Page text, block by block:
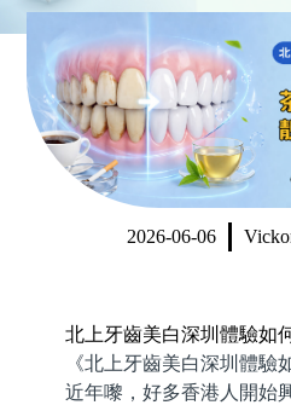
醫生介紹 doctor introduction
醫療新聞 medical news
種植牙 dental implant
箍牙 orthodontics
收費標準 change standard
WhatsApp預約
2026-06-06
北上牙齒美白深圳體驗如
《北上牙齒美白深圳體驗如
近年嚟，好多香港人開始